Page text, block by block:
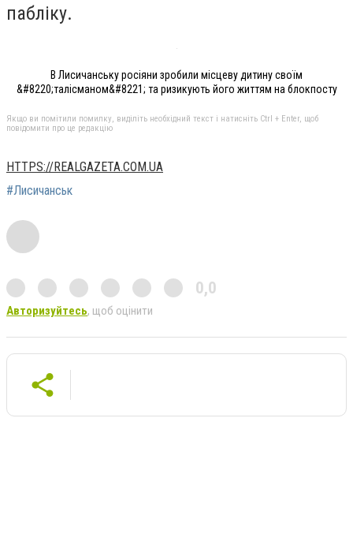
пабліку.
В Лисичанську росіяни зробили місцеву дитину своїм
&#8220;талісманом&#8221; та ризикують його життям на блокпосту
Якщо ви помітили помилку, виділіть необхідний текст і натисніть Ctrl + Enter, щоб
повідомити про це редакцію
HTTPS://REALGAZETA.COM.UA
#Лисичанськ
0,0
Авторизуйтесь, щоб оцінити